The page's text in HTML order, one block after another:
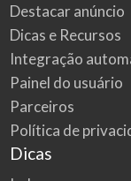
Destacar anúncio
Dicas e Recursos
Integração
Painel do usuário
Parceiros
Política de
Dicas